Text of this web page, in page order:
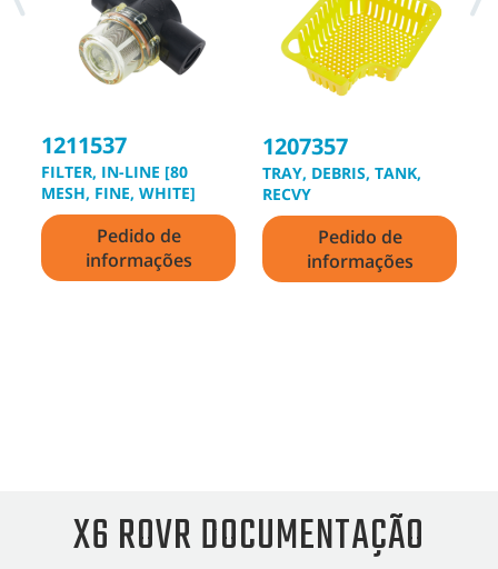
1211537
FILTER, IN-LINE [80
MESH, FINE, WHITE]
Pedido de
informações
1207357
TRAY, DEBRIS, TANK,
RECVY
Pedido de
informações
X6 ROVR DOCUMENTAÇÃO